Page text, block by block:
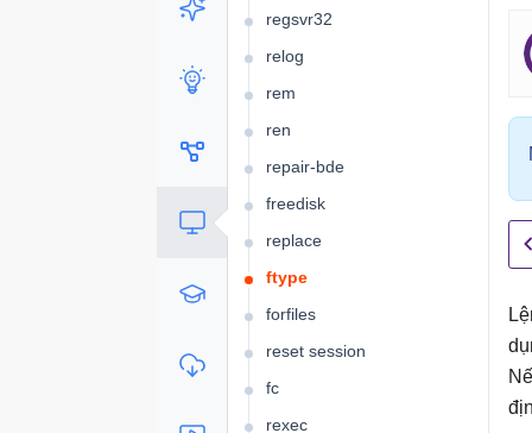
regsvr32
relog
rem
ren
repair-bde
freedisk
replace
ftype
forfiles
reset session
fc
rexec